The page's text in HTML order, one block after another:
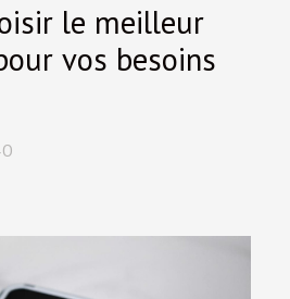
le meilleur
vos besoins